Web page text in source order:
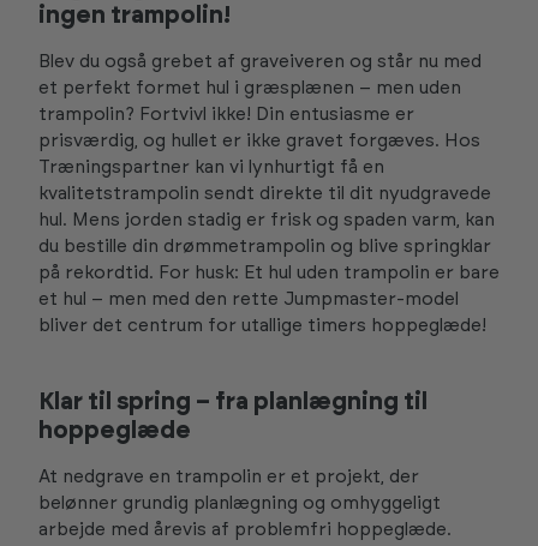
ingen trampolin!
Blev du også grebet af graveiveren og står nu med
et perfekt formet hul i græsplænen – men uden
trampolin? Fortvivl ikke! Din entusiasme er
prisværdig, og hullet er ikke gravet forgæves. Hos
Træningspartner kan vi lynhurtigt få en
kvalitetstrampolin sendt direkte til dit nyudgravede
hul. Mens jorden stadig er frisk og spaden varm, kan
du bestille din drømmetrampolin og blive springklar
på rekordtid. For husk: Et hul uden trampolin er bare
et hul – men med den rette Jumpmaster-model
bliver det centrum for utallige timers hoppeglæde!
Klar til spring – fra planlægning til
hoppeglæde
At nedgrave en trampolin er et projekt, der
belønner grundig planlægning og omhyggeligt
arbejde med årevis af problemfri hoppeglæde.